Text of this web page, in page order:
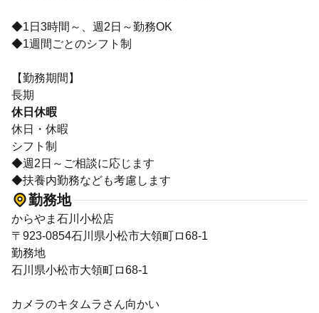
◆1日3時間～、週2日～勤務OK
◆1週間ごとのシフト制
【勤務期間】
長期
休日休暇
休日・休暇
シフト制
◆週2日～ご相談に応じます
◆扶養内勤務なども考慮します
勤務地
からやま石川小松店
〒923-0854石川県小松市大領町ロ68-1
勤務地
石川県小松市大領町ロ68-1
カメラのキタムラさん向かい